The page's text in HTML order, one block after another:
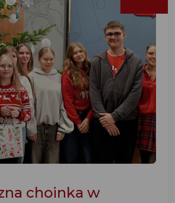
choinka w